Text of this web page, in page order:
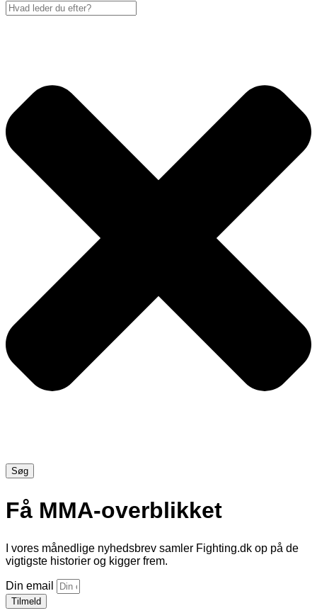
Søg
Få MMA-overblikket
I vores månedlige nyhedsbrev samler Fighting.dk op på de
vigtigste historier og kigger frem.
Din email
Tilmeld